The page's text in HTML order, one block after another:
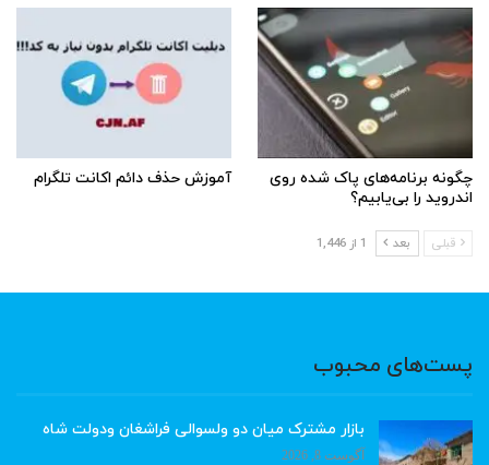
چگونه برنامه‌های پاک شده روی
اندروید را بی‌یابیم؟
آموزش حذف دائم اکانت تلگرام
قبلی بعد 1 از 1,446
پست‌های محبوب
بازار مشترک میان دو ولسوالی فراشغان ودولت شاه
آگوست 8, 2026